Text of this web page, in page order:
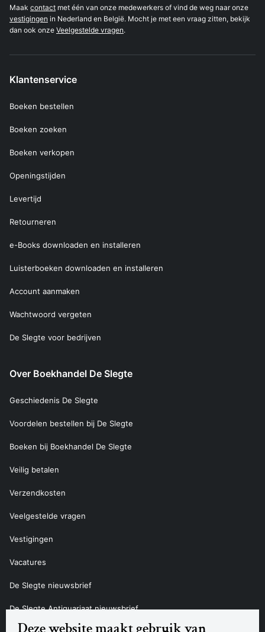
Deze website maakt gebruik van
Maak contact met één van onze medewerkers of vind de weg naar onze
vestigingen in Nederland en België. Mocht je met een vraag zitten, bekijk
dan ook onze Veelgestelde vragen.
Klantenservice
Boeken bestellen
Boeken zoeken
Boeken verkopen
Openingstijden
Levertijd
Retourneren
e-Books downloaden en installeren
Luisterboeken downloaden en installeren
Account aanmaken
Wachtwoord vergeten
De Slegte voor bedrijven
Over Boekhandel De Slegte
Geschiedenis De Slegte
Voordelen bestellen bij De Slegte
Boeken bij Boekhandel De Slegte
Veilig betalen
Verzendkosten
Veelgestelde vragen
Vestigingen
Vacatures
De Slegte nieuwsbrief
De Slegte Antiquariaat nieuwsbrief